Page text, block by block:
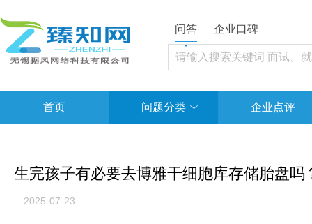
问答 企业口碑
首页 问题分类 企业点评
生完孩子有必要去博雅干细胞库存储胎盘
2025-07-23